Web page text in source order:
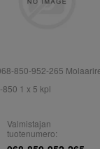
850-952-265
1 x 5 kpl
Valmistajan
tuotenumero: